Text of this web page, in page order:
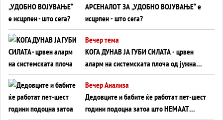
АРСЕНАЛОТ ЗА „УДОБНО ВОЈУВАЊЕ“ е
исцрпен - што сега?
Вечер тема
КОГА ДУНАВ ЈА ГУБИ СИЛАТА - црвен
аларм на системската плоча од јужна
Германија до Црното Море...
Вечер Анализа
Дедовците и бабите ќе работат пет-шест
години подоцна затоа што НЕМААТ